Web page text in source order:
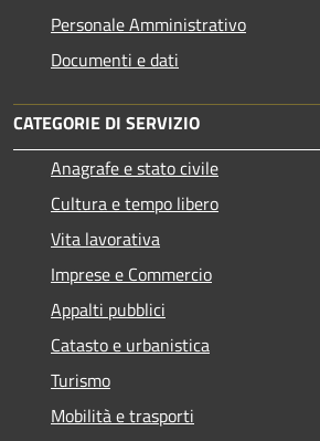
Personale Amministrativo
Documenti e dati
CATEGORIE DI SERVIZIO
Anagrafe e stato civile
Cultura e tempo libero
Vita lavorativa
Imprese e Commercio
Appalti pubblici
Catasto e urbanistica
Turismo
Mobilità e trasporti